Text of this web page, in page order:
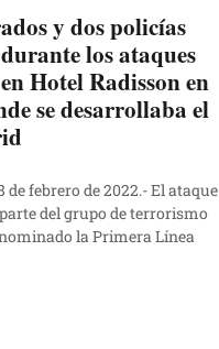
y dos policías
los ataques
Hotel Radisson en
se desarrollaba el
de febrero de 2022.- El ataque
del grupo de terrorismo
la Primera Línea